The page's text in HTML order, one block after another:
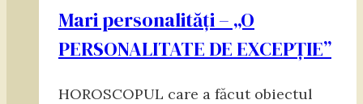
Mari personalități – „O
PERSONALITATE DE EXCEPŢIE”
HOROSCOPUL care a făcut obiectul